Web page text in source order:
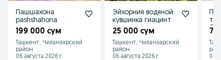
Пашшахона
pashshahona
199 000 сум
Ташкент, Чиланзарский
район
06 августа 2026 г.
Эйхорния водяной
кувшинка гиацинт
25 000 сум
Ташкент, Чиланзарский
район
06 августа 2026 г.
70
06